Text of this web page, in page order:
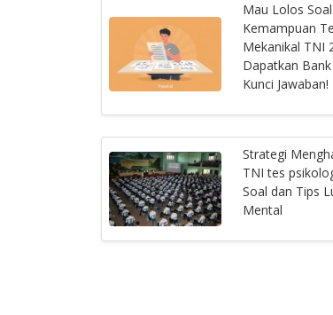
Mau Lolos
Kemampuan
Mekanikal TNI
Dapatkan
Kunci Jawaban!
Strategi
TNI tes
Soal dan Tips
Mental